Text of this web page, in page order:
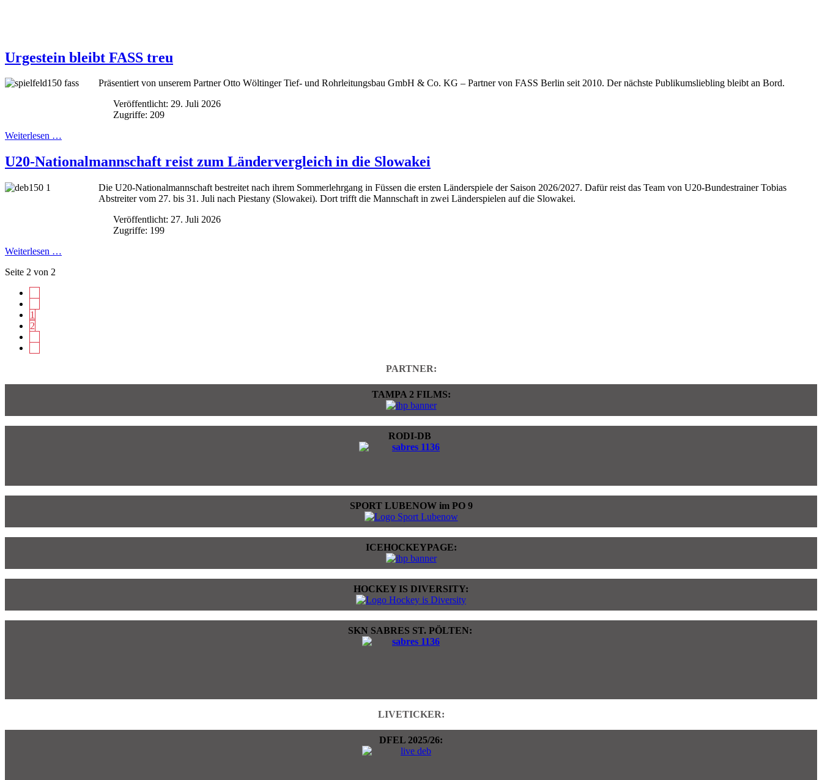
Urgestein bleibt FASS treu
Präsentiert von unserem Partner Otto Wöltinger Tief- und Rohrleitungsbau GmbH & Co. KG – Partner von FASS Berlin seit 2010. Der nächste Publikumsliebling bleibt an Bord.
Veröffentlicht: 29. Juli 2026
Zugriffe: 209
Weiterlesen …
U20-Nationalmannschaft reist zum Ländervergleich in die Slowakei
Die U20-Nationalmannschaft bestreitet nach ihrem Sommerlehrgang in Füssen die ersten Länderspiele der Saison 2026/2027. Dafür reist das Team von U20-Bundestrainer Tobias
Abstreiter vom 27. bis 31. Juli nach Piestany (Slowakei). Dort trifft die Mannschaft in zwei Länderspielen auf die Slowakei.
Veröffentlicht: 27. Juli 2026
Zugriffe: 199
Weiterlesen …
Seite 2 von 2
1
2
PARTNER:
TAMPA 2 FILMS:
RODI-DB
SPORT LUBENOW im PO 9
ICEHOCKEYPAGE:
HOCKEY IS DIVERSITY:
SKN SABRES ST. PÖLTEN:
LIVETICKER:
DFEL 2025/26: